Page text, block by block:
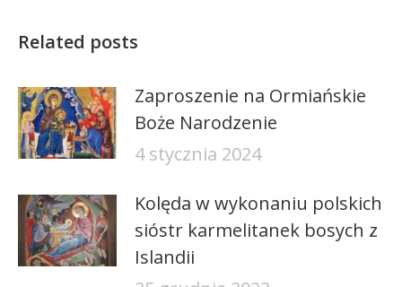
Related posts
Zaproszenie na Ormiańskie
Boże Narodzenie
4 stycznia 2024
Kolęda w wykonaniu polskich
sióstr karmelitanek bosych z
Islandii